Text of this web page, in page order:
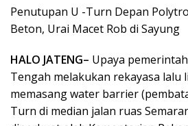
Penutupan U -Turn Depan
Beton, Urai Macet Rob di Sayung
HALO JATENG– Upaya
Tengah melakukan rekayasa lalu
memasang water barrier
Turn di median jalan ruas